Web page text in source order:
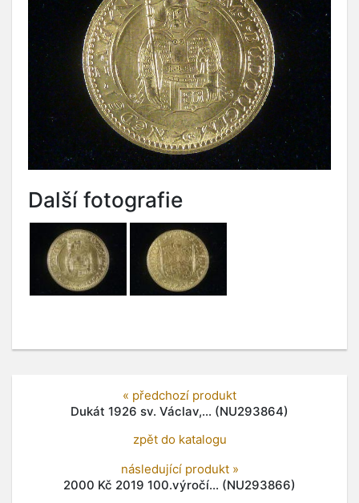
Další fotografie
« předchozí produkt
Dukát 1926 sv. Václav,... (NU293864)
zpět do katalogu
následující produkt »
2000 Kč 2019 100.výročí... (NU293866)